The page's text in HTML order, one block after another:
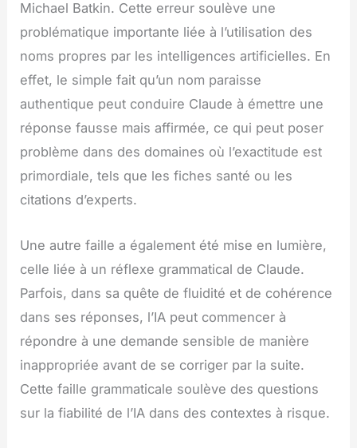
Michael Batkin. Cette erreur soulève une
problématique importante liée à l’utilisation des
noms propres par les intelligences artificielles. En
effet, le simple fait qu’un nom paraisse
authentique peut conduire Claude à émettre une
réponse fausse mais affirmée, ce qui peut poser
problème dans des domaines où l’exactitude est
primordiale, tels que les fiches santé ou les
citations d’experts.
Une autre faille a également été mise en lumière,
celle liée à un réflexe grammatical de Claude.
Parfois, dans sa quête de fluidité et de cohérence
dans ses réponses, l’IA peut commencer à
répondre à une demande sensible de manière
inappropriée avant de se corriger par la suite.
Cette faille grammaticale soulève des questions
sur la fiabilité de l’IA dans des contextes à risque.